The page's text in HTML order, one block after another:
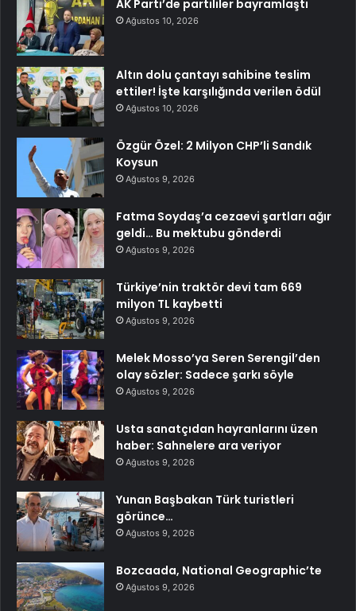
AK Parti’de partililer bayramlaştı
Ağustos 10, 2026
Altın dolu çantayı sahibine teslim
ettiler! İşte karşılığında verilen ödül
Ağustos 10, 2026
Özgür Özel: 2 Milyon CHP’li Sandık
Koysun
Ağustos 9, 2026
Fatma Soydaş’a cezaevi şartları ağır
geldi… Bu mektubu gönderdi
Ağustos 9, 2026
Türkiye’nin traktör devi tam 669
milyon TL kaybetti
Ağustos 9, 2026
Melek Mosso’ya Seren Serengil’den
olay sözler: Sadece şarkı söyle
Ağustos 9, 2026
Usta sanatçıdan hayranlarını üzen
haber: Sahnelere ara veriyor
Ağustos 9, 2026
Yunan Başbakan Türk turistleri
görünce…
Ağustos 9, 2026
Bozcaada, National Geographic’te
Ağustos 9, 2026